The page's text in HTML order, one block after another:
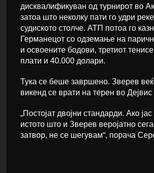
дисквалификуван од турнирот во
затоа што неколку пати го удри
судиското столче. АТП потоа го
Германецот со одземање на
и освоените бодови, третиот
плати и 40.000 долари.
Тука се беше завршено. Зверев
викенд се врати на терен во Дејвис
„Постојат двојни стандарди. Ако
истото што и Зверев веројатно
затвор, не се шегувам“, порача